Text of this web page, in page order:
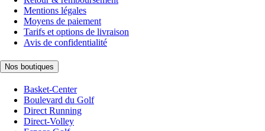
Mentions légales
Moyens de paiement
Tarifs et options de livraison
Avis de confidentialité
Nos boutiques
Basket-Center
Boulevard du Golf
Direct Running
Direct-Volley